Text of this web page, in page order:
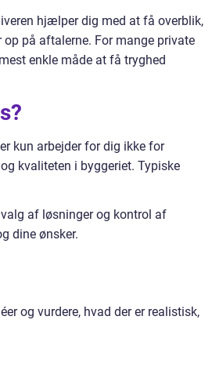
hjælper dig med at få overblik,
på aftalerne. For mange private
enkle måde at få tryghed
kun arbejder for dig ikke for
kvaliteten i byggeriet. Typiske
af løsninger og kontrol af
dine ønsker.
og vurdere, hvad der er realistisk,